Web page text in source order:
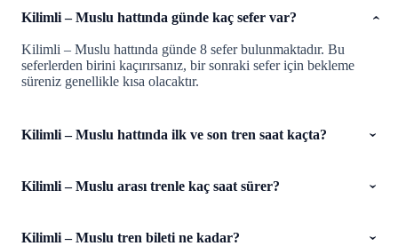
Kilimli – Muslu hattında günde kaç sefer var?
Kilimli – Muslu hattında günde 8 sefer bulunmaktadır. Bu
seferlerden birini kaçırırsanız, bir sonraki sefer için bekleme
süreniz genellikle kısa olacaktır.
Kilimli – Muslu hattında ilk ve son tren saat kaçta?
Kilimli – Muslu arası trenle kaç saat sürer?
Kilimli – Muslu tren bileti ne kadar?